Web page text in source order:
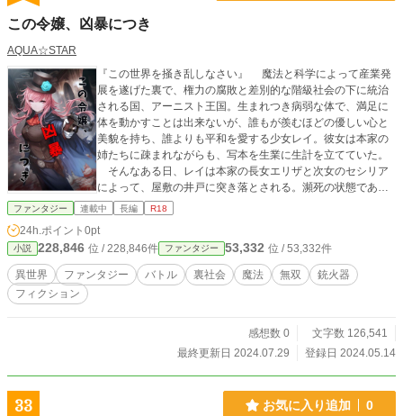
この令嬢、凶暴につき
AQUA☆STAR
『この世界を掻き乱しなさい』 魔法と科学によって産業発
展を遂げた裏で、権力の腐敗と差別的な階級社会の下に統治
される国、アーニスト王国。生まれつき病弱な体で、満足に
体を動かすことは出来ないが、誰もが羨むほどの優しい心と
美貌を持ち、誰よりも平和を愛する少女レイ。彼女は本家の
姉たちに疎まれながらも、写本を生業に生計を立てていた。
そんなある日、レイは本家の長女エリザと次女のセシリア
によって、屋敷の井戸に突き落とされる。瀕死の状態であっ
たレイは、井戸の底で不思議な声を聞く。
ファンタジー 連載中 長編 R18
24h.ポイント 0pt
小説 228,846 位 / 228,846件 ファンタジー 53,332 位 / 53,332件
異世界 ファンタジー バトル 裏社会 魔法 無双
銃火器
フィクション
感想数 0
文字数 126,541
最終更新日 2024.07.29
登録日 2024.05.14
33 お気に入り追加 0